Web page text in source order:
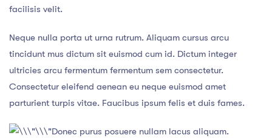
facilisis velit.
Neque nulla porta ut urna rutrum. Aliquam cursus arcu
tincidunt mus dictum sit euismod cum id. Dictum integer
ultricies arcu fermentum fermentum sem consectetur.
Consectetur eleifend aenean eu neque euismod amet
parturient turpis vitae. Faucibus ipsum felis et duis fames.
Donec purus posuere nullam lacus aliquam.